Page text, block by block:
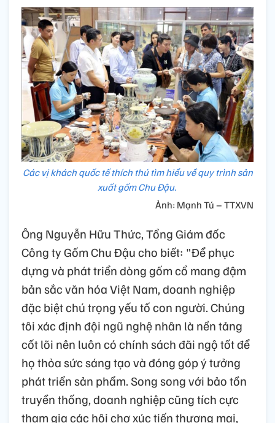
Các vị khách quốc tế thích thú tìm hiểu về quy trình sản
xuất gốm Chu Đậu.
Ảnh: Mạnh Tú – TTXVN
Ông Nguyễn Hữu Thức, Tổng Giám đốc
Công ty Gốm Chu Đậu cho biết: "Để phục
dựng và phát triển dòng gốm cổ mang đậm
bản sắc văn hóa Việt Nam, doanh nghiệp
đặc biệt chú trọng yếu tố con người. Chúng
tôi xác định đội ngũ nghệ nhân là nền tảng
cốt lõi nên luôn có chính sách đãi ngộ tốt để
họ thỏa sức sáng tạo và đóng góp ý tưởng
phát triển sản phẩm. Song song với bảo tồn
truyền thống, doanh nghiệp cũng tích cực
tham gia các hội chợ xúc tiến thương mại,